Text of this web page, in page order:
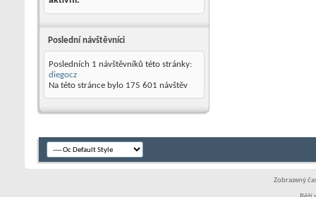
Poslední návštěvníci
Posledních 1 návštěvníků této stránky:
diegocz
Na této stránce bylo 175 601 návštěv
Zobrazený